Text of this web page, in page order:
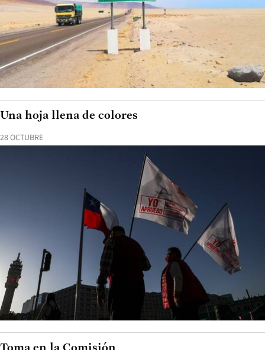
28 OCTUBRE
Una hoja llena de colores